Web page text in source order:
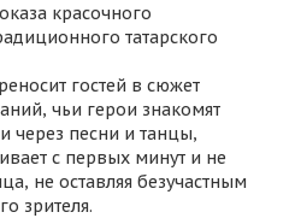
красочного
татарского
гостей в сюжет
чьи герои знакомят
через песни и танцы,
с первых минут и не
не оставляя безучастным
зрителя.